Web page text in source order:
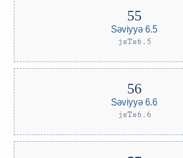
Səviyyə 6.5
jsTs6.5
Səviyyə 6.6
jsTs6.6